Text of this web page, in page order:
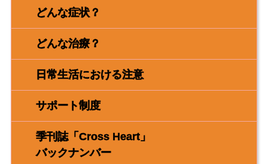
どんな症状？
どんな治療？
日常生活における注意
サポート制度
季刊誌「Cross Heart」
バックナンバー